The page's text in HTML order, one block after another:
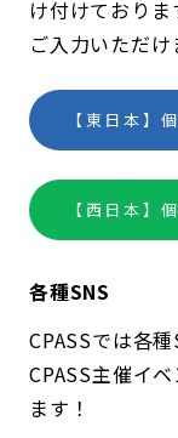
け付けており
ご入力いただけ
【東日本】
【西日本】
各種SNS
CPASSでは各
CPASS主催イ
ます！